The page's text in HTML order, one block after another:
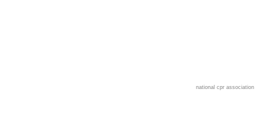
national cpr association